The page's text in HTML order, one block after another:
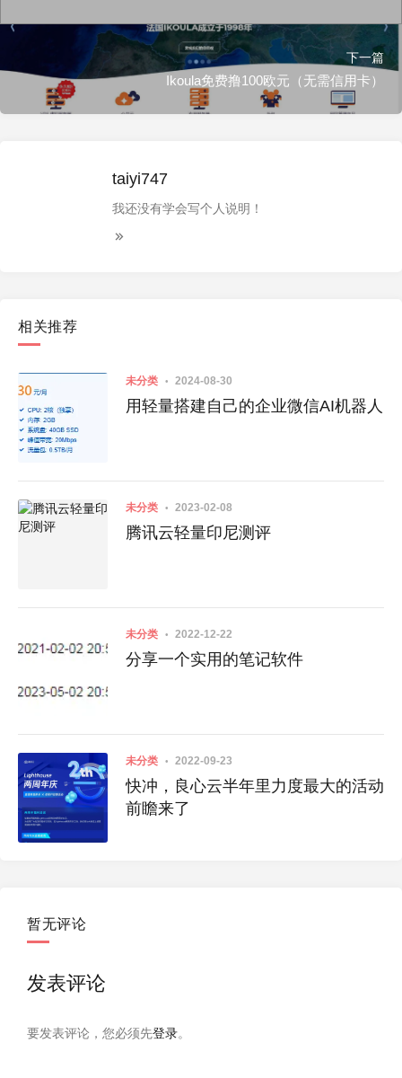
下一篇
Ikoula免费撸100欧元（无需信用卡）
taiyi747
我还没有学会写个人说明！
相关推荐
未分类 2024-08-30
用轻量搭建自己的企业微信AI机器人
未分类 2023-02-08
腾讯云轻量印尼测评
未分类 2022-12-22
分享一个实用的笔记软件
未分类 2022-09-23
快冲，良心云半年里力度最大的活动
前瞻来了
暂无评论
发表评论
要发表评论，您必须先登录。